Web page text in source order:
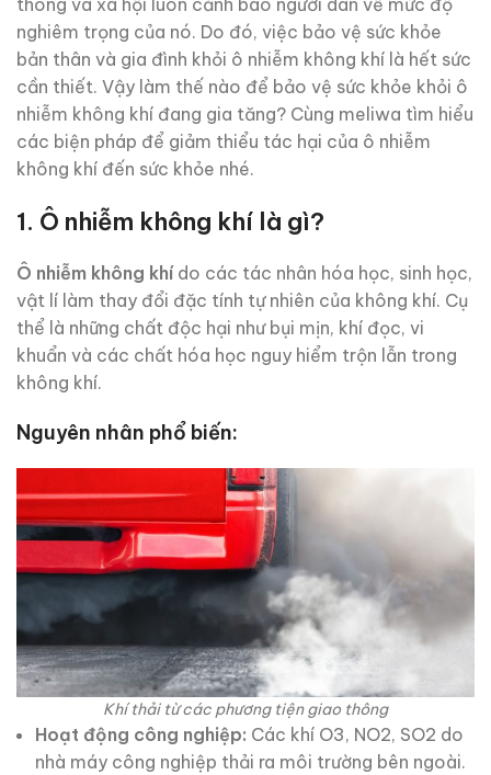
thông và xã hội luôn cảnh báo người dân về mức độ
nghiêm trọng của nó. Do đó, việc bảo vệ sức khỏe
bản thân và gia đình khỏi ô nhiễm không khí là hết sức
cần thiết. Vậy làm thế nào để bảo vệ sức khỏe khỏi ô
nhiễm không khí đang gia tăng? Cùng meliwa tìm hiểu
các biện pháp để giảm thiểu tác hại của ô nhiễm
không khí đến sức khỏe nhé.
1. Ô nhiễm không khí là gì?
Ô nhiễm không khído các tác nhân hóa học, sinh học,
vật lí làm thay đổi đặc tính tự nhiên của không khí. Cụ
thể là những chất độc hại như bụi mịn, khí đọc, vi
khuẩn và các chất hóa học nguy hiểm trộn lẫn trong
không khí.
Nguyên nhân phổ biến:
Khí thải từ các phương tiện giao thông
Hoạt động công nghiệp: Các khí O3, NO2, SO2 do
nhà máy công nghiệp thải ra môi trường bên ngoài.